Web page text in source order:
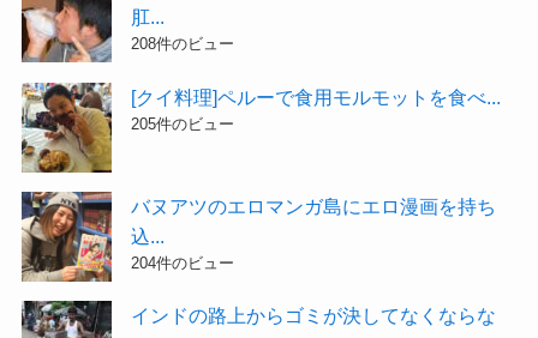
肛...
208件のビュー
[クイ料理]ペルーで食用モルモットを食べ...
205件のビュー
バヌアツのエロマンガ島にエロ漫画を持ち
込...
204件のビュー
インドの路上からゴミが決してなくならな